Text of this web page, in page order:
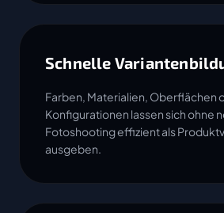
Schnelle
Farben, Materialien, Oberflächen
Konfigurationen lassen sich ohne
Fotoshooting effizient als
ausgeben.